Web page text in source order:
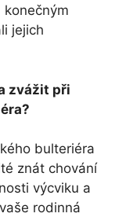
jejich
zvážit při
bulteriéra
znát chování
výcviku a
rodinná